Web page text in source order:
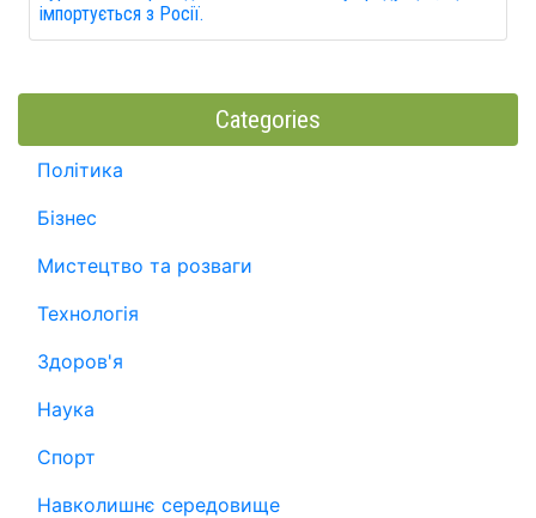
імпортується з Росії.
Categories
Політика
Бізнес
Мистецтво та розваги
Технологія
Здоров'я
Наука
Спорт
Навколишнє середовище